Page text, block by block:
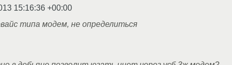
15:16:36 +00:00
типа модем, не определиться